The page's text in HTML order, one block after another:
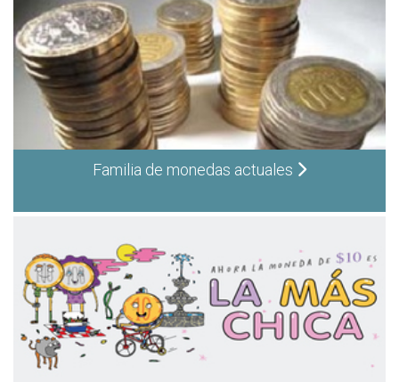
Familia de monedas actuales